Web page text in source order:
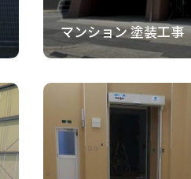
マンション 塗装工事